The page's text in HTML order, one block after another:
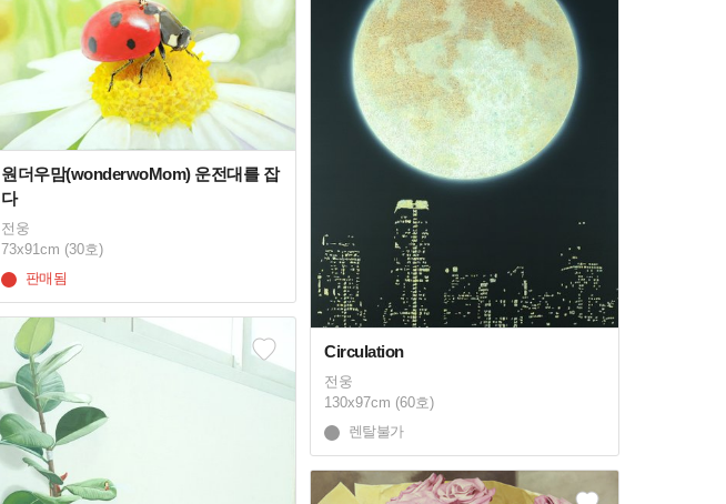
원더우맘(wonderwoMom) 운전대를 잡
다
전웅
73x91cm (30호)
판매됨
Circulation
전웅
130x97cm (60호)
렌탈불가